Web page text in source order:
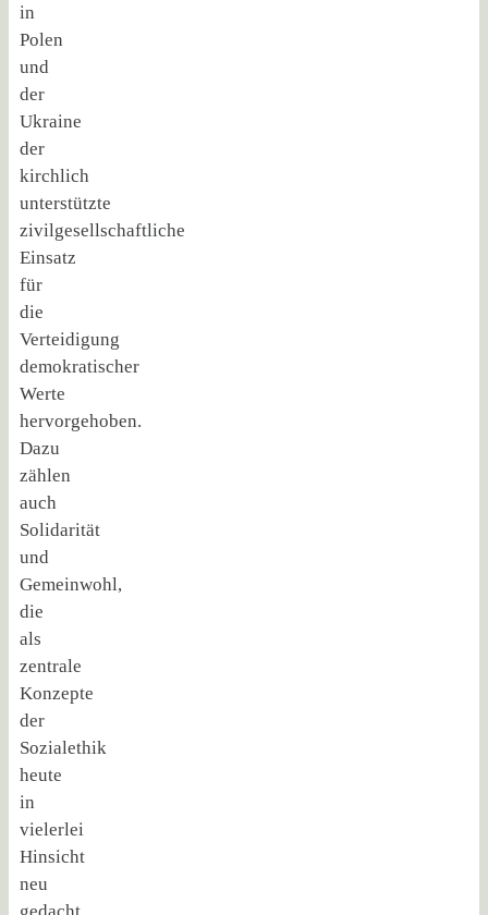
in
Polen
und
der
Ukraine
der
kirchlich
unterstützte
zivilgesellschaftliche
Einsatz
für
die
Verteidigung
demokratischer
Werte
hervorgehoben.
Dazu
zählen
auch
Solidarität
und
Gemeinwohl,
die
als
zentrale
Konzepte
der
Sozialethik
heute
in
vielerlei
Hinsicht
neu